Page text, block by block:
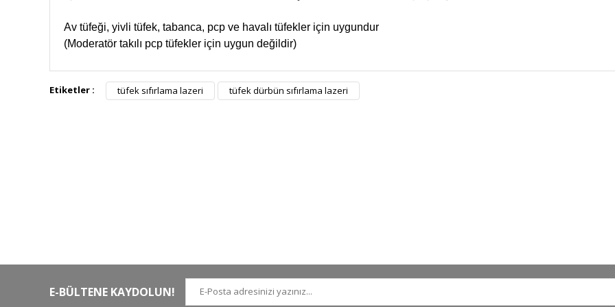
Av tüfeği, yivli tüfek, tabanca, pcp ve havalı tüfekler için uygundur
(Moderatör takılı pcp tüfekler için uygun değildir)
Etiketler : tüfek sıfırlama lazeri tüfek dürbün sıfırlama lazeri
E-BÜLTENE KAYDOLUN!